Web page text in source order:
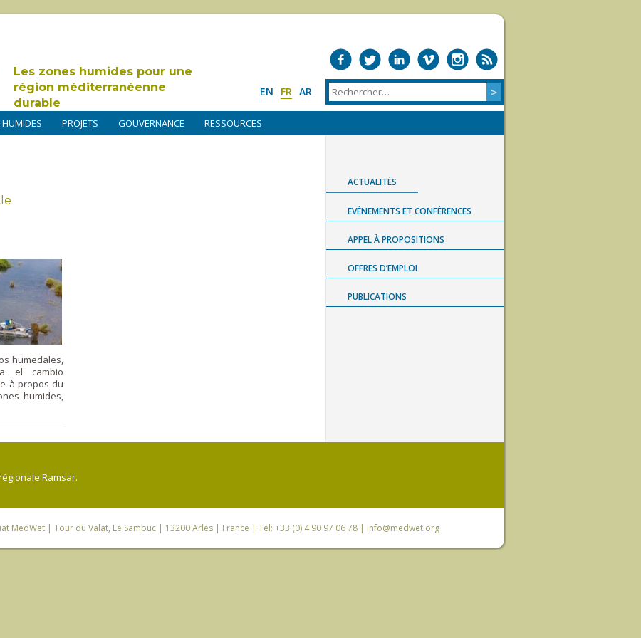
Les zones humides pour une
région méditerranéenne
durable
EN FR AR
PROJETS GOUVERNANCE RESSOURCES
humedales,
el cambio
à propos du
humides,
ACTUALITÉS
EVÈNEMENTS ET CONFÉRENCES
APPEL À PROPOSITIONS
OFFRES D’EMPLOI
PUBLICATIONS
Ramsar.
MedWet | Tour du Valat, Le Sambuc | 13200 Arles | France | Tel: +33 (0) 4 90 97 06 78 | info@medwet.org